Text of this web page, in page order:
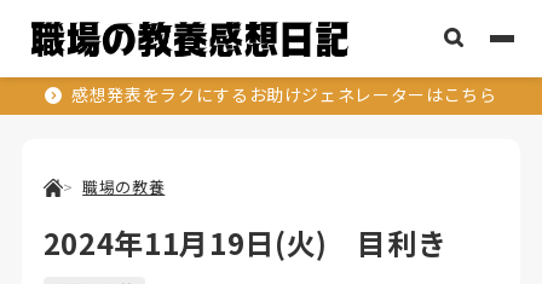
感想発表をラクにするお助けジェネレーターはこちら
職場の教養
2024年11月19日(火) 目利き